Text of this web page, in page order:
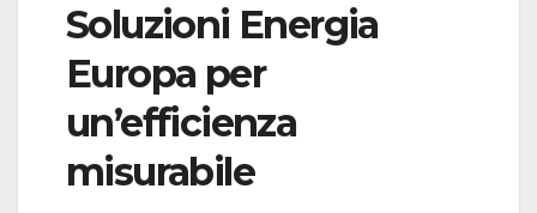
Soluzioni Energia
Europa per
un’efficienza
misurabile